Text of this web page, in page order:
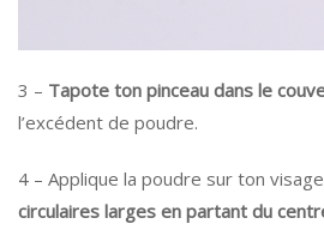
3 – Tapote ton pinceau dans le
l’excédent de poudre.
4 – Applique la poudre sur ton
circulaires larges en partant du